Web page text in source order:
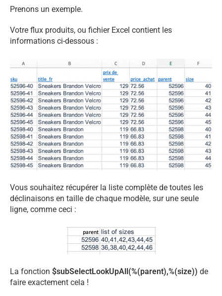
Prenons un exemple.
Votre flux produits, ou fichier Excel contient les
informations ci-dessous :
Vous souhaitez récupérer la liste complète de toutes les
déclinaisons en taille de chaque modèle, sur une seule
ligne, comme ceci :
La fonction $subSelectLookUpAll(%(parent),%(size)) de
faire exactement cela !